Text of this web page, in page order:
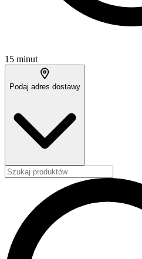
15 minut
Podaj adres dostawy